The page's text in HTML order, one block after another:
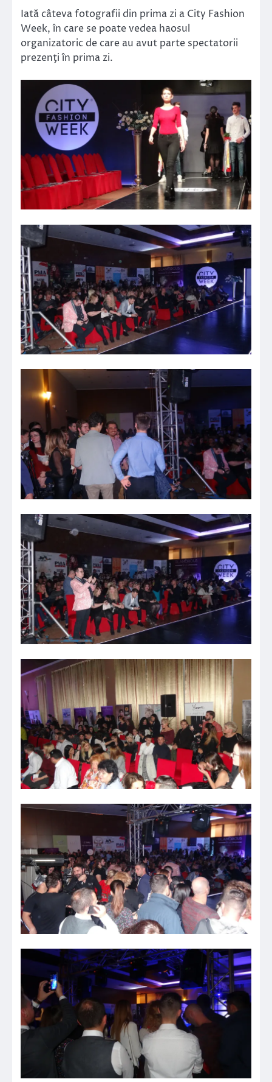
Iată câteva fotografii din prima zi a City Fashion
Week, în care se poate vedea haosul
organizatoric de care au avut parte spectatorii
prezenţi în prima zi.